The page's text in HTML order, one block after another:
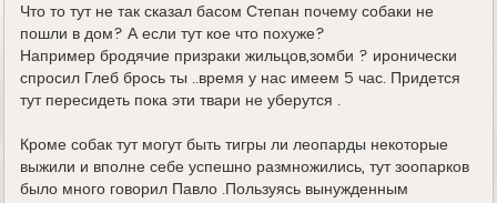
Что то тут не так сказал басом Степан почему собаки не
пошли в дом? А если тут кое что похуже?
Например бродячие призраки жильцов,зомби ? иронически
спросил Глеб брось ты ..время у нас имеем 5 час. Придется
тут пересидеть пока эти твари не уберутся .
Кроме собак тут могут быть тигры ли леопарды некоторые
выжили и вполне себе успешно размножились, тут зоопарков
было много говорил Павло .Пользуясь вынужденным